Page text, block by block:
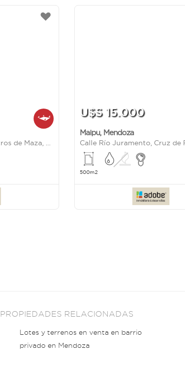
U$S 15.000
Maipu, Mendoza
500m2
PROPIEDADES RELACIONADAS
Lotes y terrenos en venta en barrio
privado en Mendoza